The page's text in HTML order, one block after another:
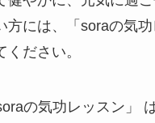
方には、「soraの気
ださい。
の気功レッスン」